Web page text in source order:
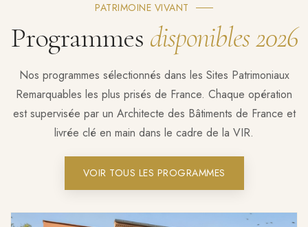
PATRIMOINE VIVANT
Programmes disponibles 2026
Nos programmes sélectionnés dans les Sites Patrimoniaux
Remarquables les plus prisés de France. Chaque opération
est supervisée par un Architecte des Bâtiments de France et
livrée clé en main dans le cadre de la VIR.
VOIR TOUS LES PROGRAMMES